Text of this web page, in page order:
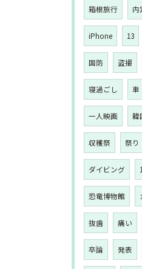
箱根旅行 内
iPhone 13
国防 盗撮
寝過ごし 車
一人映画 韓
収穫祭 祭り
ダイビング
恐竜博物館
抜歯 痛い
卒論 発表